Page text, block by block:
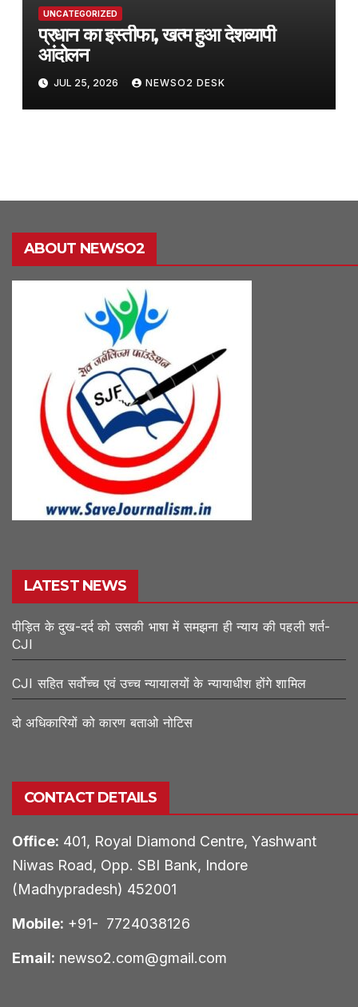
UNCATEGORIZED
प्रधान का इस्तीफा, खत्म हुआ देशव्यापी
आंदोलन
JUL 25, 2026 NEWSO2 DESK
ABOUT NEWSO2
LATEST NEWS
पीड़ित के दुख-दर्द को उसकी भाषा में समझना ही न्याय की पहली शर्त-
CJI
CJI सहित सर्वोच्च एवं उच्च न्यायालयों के न्यायाधीश होंगे शामिल
दो अधिकारियों को कारण बताओ नोटिस
CONTACT DETAILS
Office: 401, Royal Diamond Centre, Yashwant
Niwas Road, Opp. SBI Bank, Indore
(Madhypradesh) 452001
Mobile: +91- 7724038126
Email: newso2.com@gmail.com